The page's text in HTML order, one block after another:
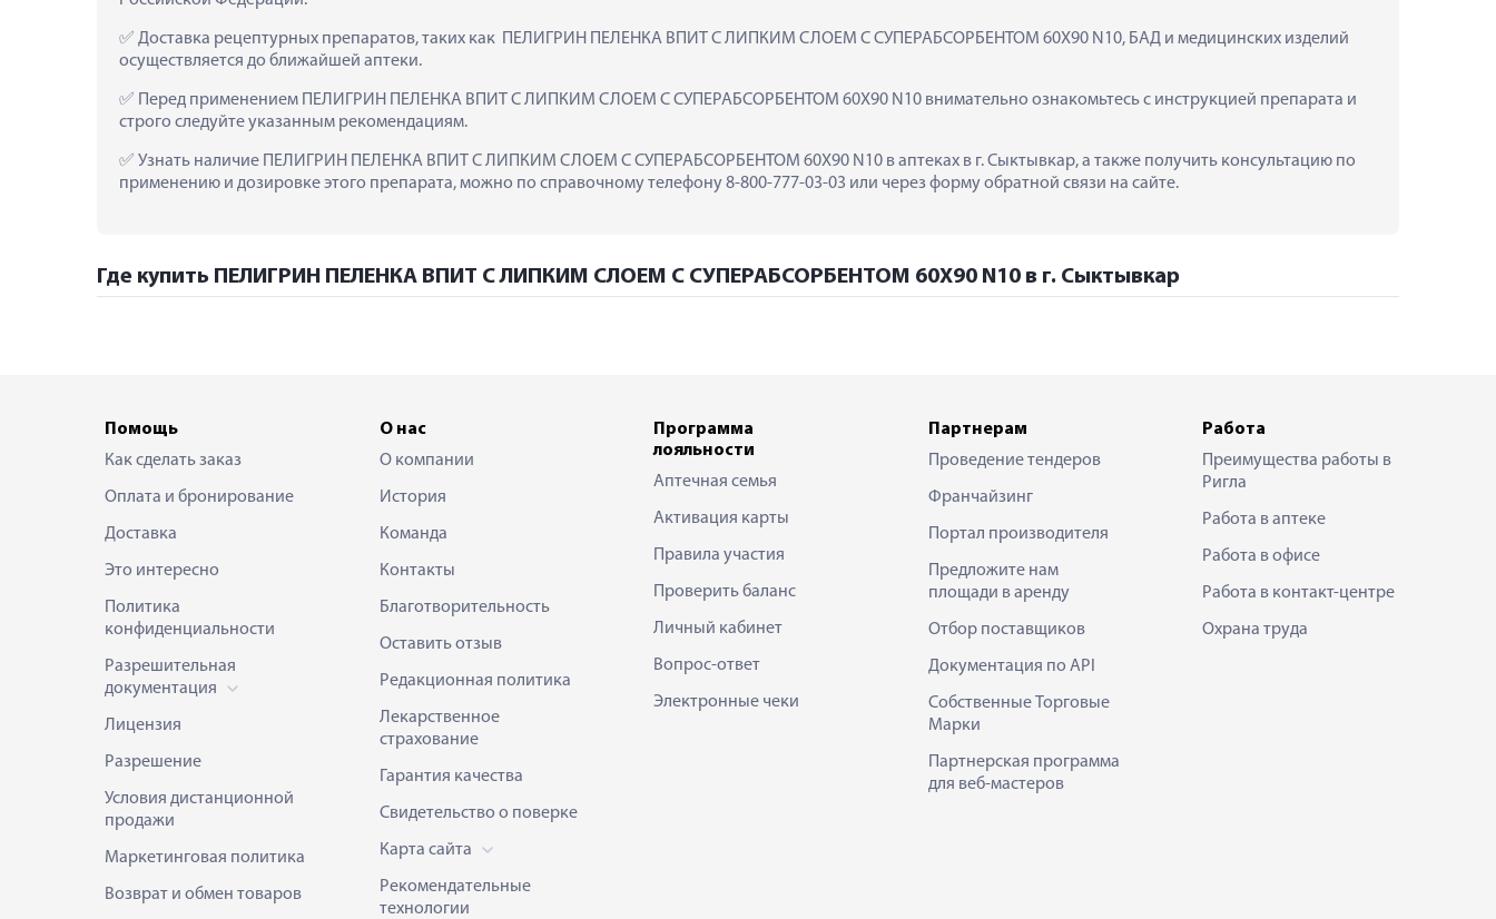
Доставка рецептурных препаратов, таких как  ПЕЛИГРИН ПЕЛЕНКА ВПИТ С ЛИПКИМ СЛОЕМ С СУПЕРАБСОРБЕНТОМ 60Х90 N10, БАД и медицинских изделий
осуществляется до ближайшей аптеки.
Перед применением ПЕЛИГРИН ПЕЛЕНКА ВПИТ С ЛИПКИМ СЛОЕМ С СУПЕРАБСОРБЕНТОМ 60Х90 N10 внимательно ознакомьтесь с инструкцией препарата и
строго следуйте указанным рекомендациям.
Узнать наличие ПЕЛИГРИН ПЕЛЕНКА ВПИТ С ЛИПКИМ СЛОЕМ С СУПЕРАБСОРБЕНТОМ 60Х90 N10 в аптеках в г. Сыктывкар, а также получить консультацию по
применению и дозировке этого препарата, можно по справочному телефону 8-800-777-03-03 или через форму обратной связи на сайте.
Где купить ПЕЛИГРИН ПЕЛЕНКА ВПИТ С ЛИПКИМ СЛОЕМ С СУПЕРАБСОРБЕНТОМ 60Х90 N10 в г. Сыктывкар
Помощь
Как сделать заказ
Оплата и бронирование
Доставка
Это интересно
Политика
конфиденциальности
Разрешительная
документация
Лицензия
Разрешение
Условия дистанционной
продажи
Маркетинговая политика
Возврат и обмен товаров
О нас
О компании
История
Команда
Контакты
Благотворительность
Оставить отзыв
Редакционная политика
Лекарственное
страхование
Гарантия качества
Свидетельство о поверке
Карта сайта
Рекомендательные
технологии
Программа
лояльности
Аптечная семья
Активация карты
Правила участия
Проверить баланс
Личный кабинет
Вопрос-ответ
Электронные чеки
Партнерам
Проведение тендеров
Франчайзинг
Портал производителя
Предложите нам
площади в аренду
Отбор поставщиков
Документация по API
Собственные Торговые
Марки
Партнерская программа
для веб-мастеров
Работа
Преимущества работы в
Ригла
Работа в аптеке
Работа в офисе
Работа в контакт-центре
Охрана труда